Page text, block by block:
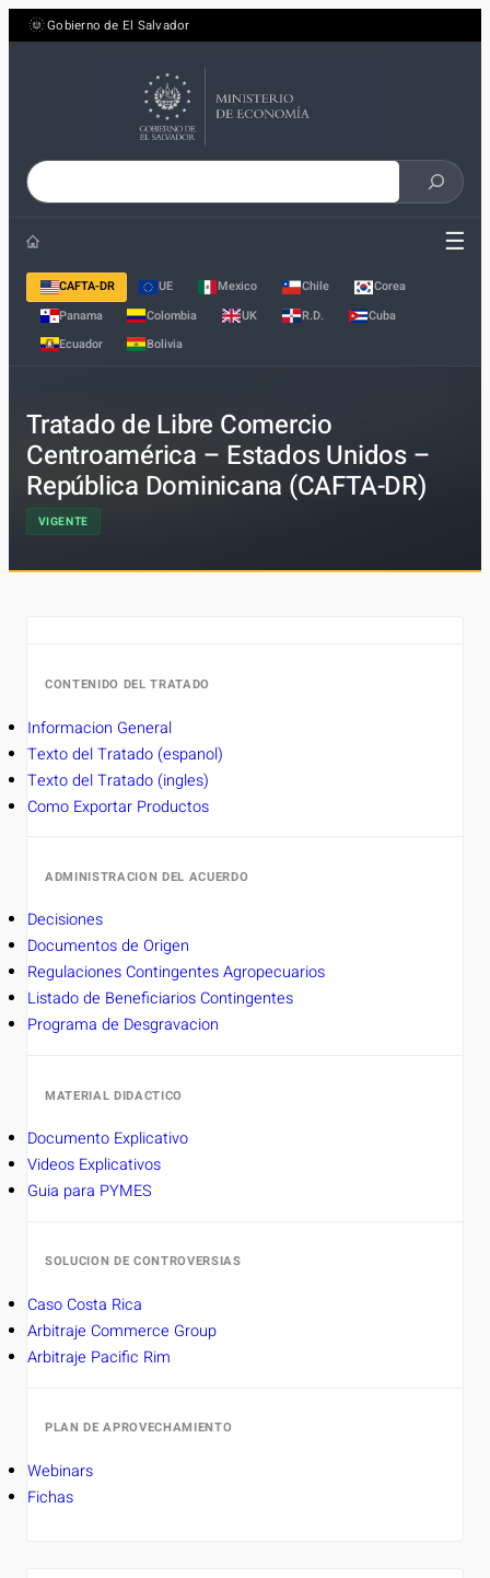
Saltar
al
Gobierno de El Salvador
Buscar
el
sitio
☰
CAFTA-DR UE Mexico Chile
Corea
Panama
Colombia UK R.D.
Cuba
Ecuador
Bolivia
Tratado de Libre Comercio
Centroamérica – Estados Unidos –
República Dominicana (CAFTA-DR)
VIGENTE
CONTENIDO DEL TRATADO
Informacion General
Texto del Tratado (espanol)
Texto del Tratado (ingles)
Como Exportar Productos
ADMINISTRACION DEL ACUERDO
Decisiones
Documentos de Origen
Regulaciones Contingentes Agropecuarios
Listado de Beneficiarios Contingentes
Programa de Desgravacion
MATERIAL DIDACTICO
Documento Explicativo
Videos Explicativos
Guia para PYMES
SOLUCION DE CONTROVERSIAS
Caso Costa Rica
Arbitraje Commerce Group
Arbitraje Pacific Rim
PLAN DE APROVECHAMIENTO
Webinars
Fichas